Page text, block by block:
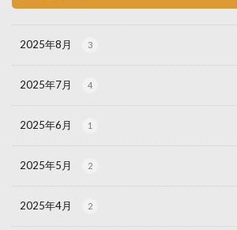
2025年8月 3
2025年7月 4
2025年6月 1
2025年5月 2
2025年4月 2